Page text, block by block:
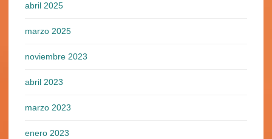
abril 2025
marzo 2025
noviembre 2023
abril 2023
marzo 2023
enero 2023